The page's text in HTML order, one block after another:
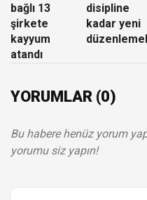
bağlı 13
şirkete
kayyum
atandı
disipline
kadar yeni
YORUMLAR (0)
Bu habere henüz yorum
yorumu siz yapın!